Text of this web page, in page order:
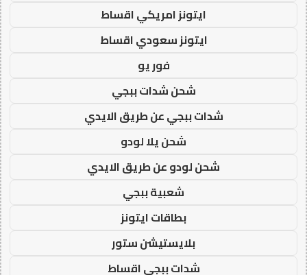
ايتونز امريكي اقساط
ايتونز سعودي اقساط
فور يو
شحن شدات ببجي
شدات ببجي عن طريق الايدي
شحن يلا لودو
شحن لودو عن طريق الايدي
شعبية ببجي
بطاقات ايتونز
بلايستيشن ستور
شدات ببجي اقساط